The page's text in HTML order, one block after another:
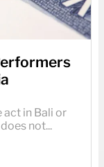
act in Bali or
not...